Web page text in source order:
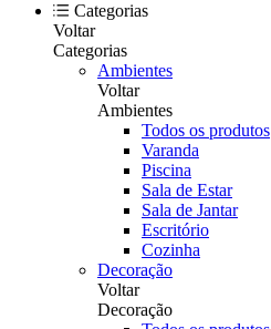
Categorias
Voltar
Categorias
Ambientes
Voltar
Ambientes
Todos os produtos
Varanda
Piscina
Sala de Estar
Sala de Jantar
Escritório
Cozinha
Decoração
Voltar
Decoração